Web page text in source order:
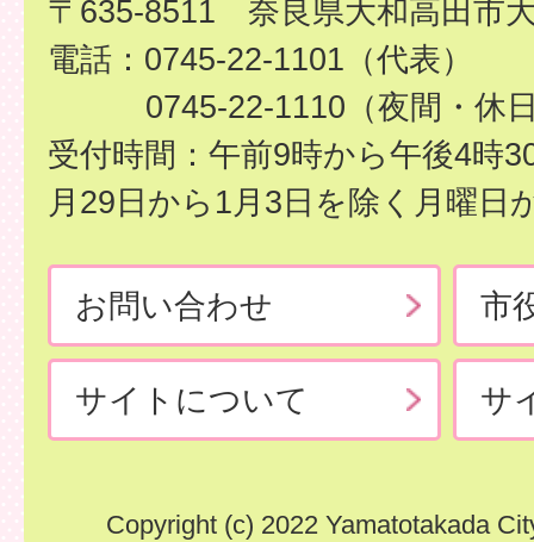
〒635-8511 奈良県大和高田市
電話：0745-22-1101（代表）
0745-22-1110（夜間・休
受付時間：午前9時から午後4時
月29日から1月3日を除く月曜日
お問い合わせ 市
サイトについて サ
Copyright (c) 2022 Yamatotakada